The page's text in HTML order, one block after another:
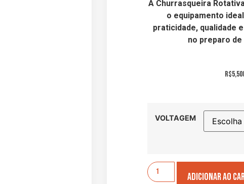
A Churrasqueira
o equipamento
praticidade, qualidade
no preparo
R$
VOLTAGEM
Adicionar ao